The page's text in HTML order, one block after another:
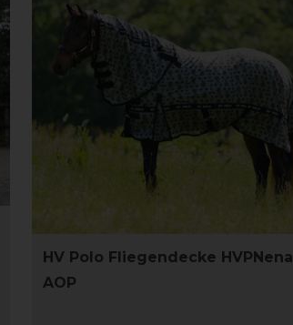
HV Polo Fliegendecke HVPNena
AOP